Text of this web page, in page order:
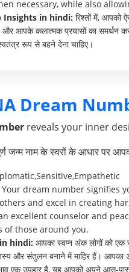
necessary, while also
Insights in hindi: रिश्तों में, आपको
और आपके कलात्मक प्रयासों का समर्थन
रूप से बहने देना चाहिए।
Dream
reveals your inner
जन्म नाम के स्वरों के आधार पर
Your dream number signifies
and excel in creating
excellent counselor and
of those around you.
hindi: आपका स्वप्न अंक लोगों को एक
और संतुलन बनाने में माहिर हैं। आपका
एक उपहार है, यह आपको अपने आस-